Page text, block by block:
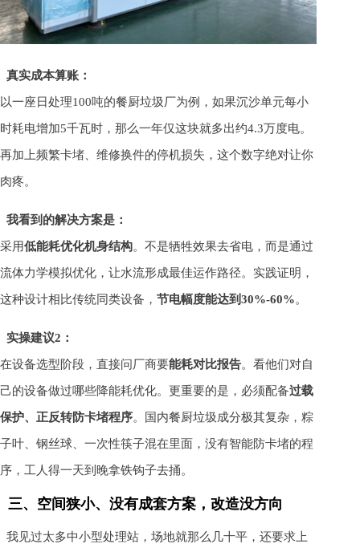
真实成本算账：
以一座日处理100吨的餐厨垃圾厂为例，如果沉沙单元每小
时耗电增加5千瓦时，那么一年仅这块就多出约4.3万度电。
再加上频繁卡堵、维修换件的停机损失，这个数字绝对让你
肉疼。
我看到的解决方案是：
采用低能耗优化机身结构。不是牺牲效果去省电，而是通过
流体力学模拟优化，让水流形成最佳运作路径。实践证明，
这种设计相比传统同类设备， 节电幅度能达到30%-60%。
实操建议2：
在设备选型阶段，直接问厂商要能耗对比报告。看他们对自
己的设备做过哪些降能耗优化。更重要的是，必须配备过载
保护、正反转防卡堵程序。国内餐厨垃圾成分极其复杂，粽
子叶、钢丝球、一次性筷子混在里面，没有智能防卡堵的程
序，工人得一天到晚拿铁钩子去捅。
三、空间狭小、没有成套方案，改造没方向
我见过太多中小型处理站，场地就那么几十平，还要求上